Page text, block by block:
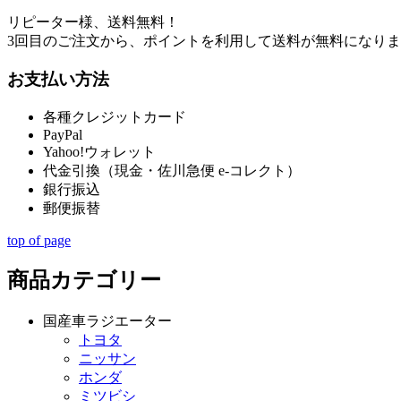
リピーター様、送料無料！
3回目のご注文から、ポイントを利用して送料が無料になり
お支払い方法
各種クレジットカード
PayPal
Yahoo!ウォレット
代金引換（現金・佐川急便 e-コレクト）
銀行振込
郵便振替
top of page
商品カテゴリー
国産車ラジエーター
トヨタ
ニッサン
ホンダ
ミツビシ